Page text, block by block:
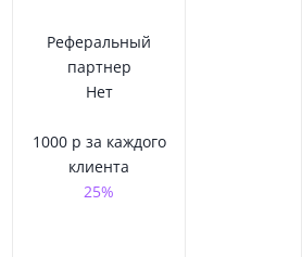
Реферальный
партнер
Нет
1000 р за каждого
клиента
25%
Официальный
партнер
Да
2000 р за каждого
клиента
50%
Стартап партнер
Да
Нет
До 70%